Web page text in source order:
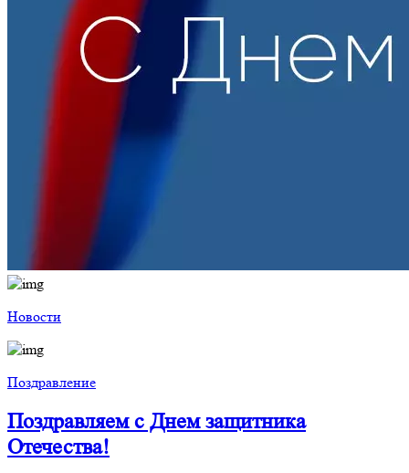
Новости
Поздравление
Поздравляем с Днем защитника
Отечества!